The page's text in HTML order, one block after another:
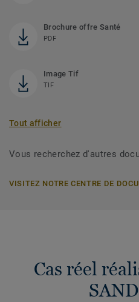
Brochure offre Santé
PDF
Image Tif
TIF
Tout afficher
Vous recherchez d'autres
VISITEZ NOTRE CENTRE DE
Cas réel